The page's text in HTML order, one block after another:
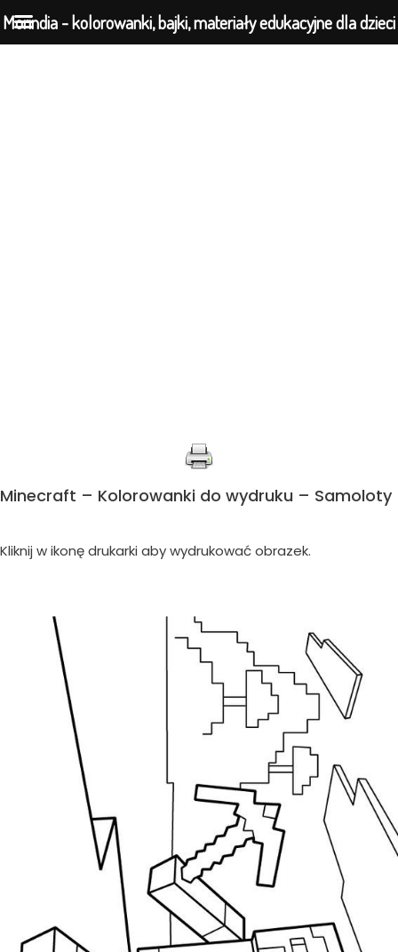
Minecraft – Kolorowanki do wydruku – Samoloty
Kliknij w ikonę drukarki aby wydrukować obrazek.
Morindia - kolorowanki, bajki, materiały edukacyjne dla dzieci